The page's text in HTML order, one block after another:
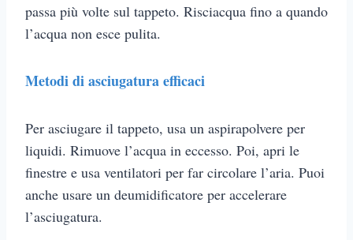
passa più volte sul tappeto. Risciacqua fino a quando
l’acqua non esce pulita.
Metodi di asciugatura efficaci
Per asciugare il tappeto, usa un aspirapolvere per
liquidi. Rimuove l’acqua in eccesso. Poi, apri le
finestre e usa ventilatori per far circolare l’aria. Puoi
anche usare un deumidificatore per accelerare
l’asciugatura.